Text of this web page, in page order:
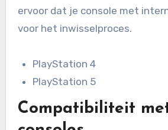
ervoor dat je console met
voor het inwisselproces.
PlayStation 4
PlayStation 5
Compatibiliteit